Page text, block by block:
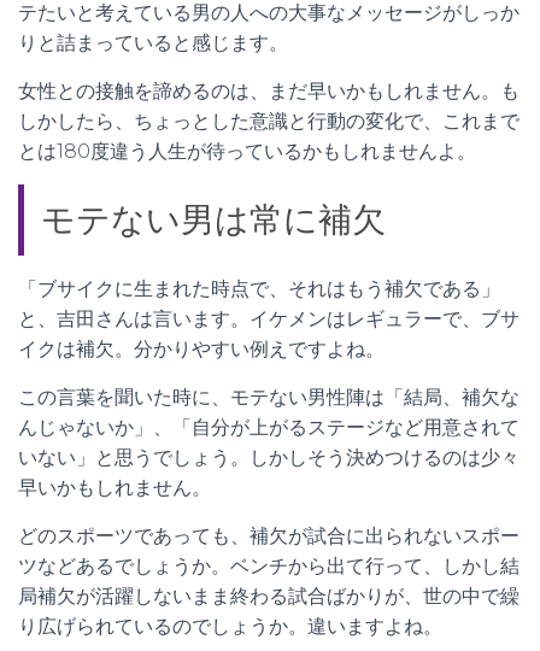
テたいと考えている男の人への大事なメッセージがしっか
りと詰まっていると感じます。
女性との接触を諦めるのは、まだ早いかもしれません。も
しかしたら、ちょっとした意識と行動の変化で、これまで
とは180度違う人生が待っているかもしれませんよ。
モテない男は常に補欠
「ブサイクに生まれた時点で、それはもう補欠である」
と、吉田さんは言います。イケメンはレギュラーで、ブサ
イクは補欠。分かりやすい例えですよね。
この言葉を聞いた時に、モテない男性陣は「結局、補欠な
んじゃないか」、「自分が上がるステージなど用意されて
いない」と思うでしょう。しかしそう決めつけるのは少々
早いかもしれません。
どのスポーツであっても、補欠が試合に出られないスポー
ツなどあるでしょうか。ベンチから出て行って、しかし結
局補欠が活躍しないまま終わる試合ばかりが、世の中で繰
り広げられているのでしょうか。違いますよね。